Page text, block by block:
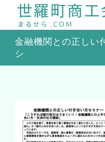
Skip
金融機関との正しい
シ